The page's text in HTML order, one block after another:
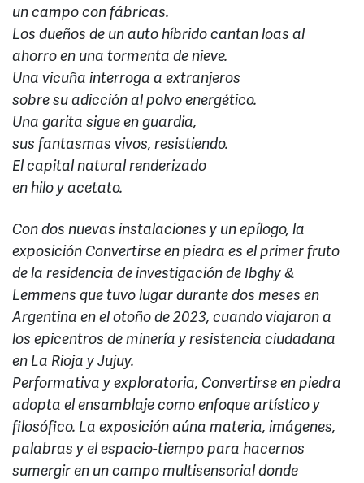
un campo con fábricas.
Los dueños de un auto híbrido cantan loas al
ahorro en una tormenta de nieve.
Una vicuña interroga a extranjeros
sobre su adicción al polvo energético.
Una garita sigue en guardia,
sus fantasmas vivos, resistiendo.
El capital natural renderizado
en hilo y acetato.
Con dos nuevas instalaciones y un epílogo, la
exposición Convertirse en piedra es el primer fruto
de la residencia de investigación de Ibghy &
Lemmens que tuvo lugar durante dos meses en
Argentina en el otoño de 2023, cuando viajaron a
los epicentros de minería y resistencia ciudadana
en La Rioja y Jujuy.
Performativa y exploratoria, Convertirse en piedra
adopta el ensamblaje como enfoque artístico y
filosófico. La exposición aúna materia, imágenes,
palabras y el espacio-tiempo para hacernos
sumergir en un campo multisensorial donde